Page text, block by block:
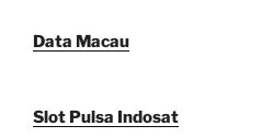
Data Macau
Slot Pulsa Indosat